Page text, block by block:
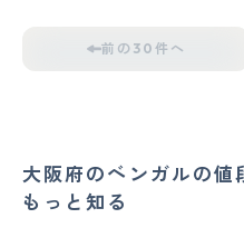
前の30件へ
大阪府のベンガルの値
もっと知る